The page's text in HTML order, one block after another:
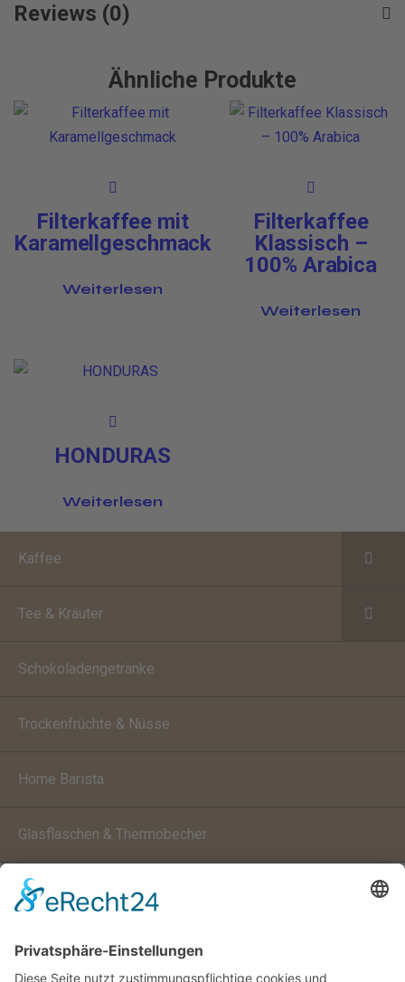
Reviews (0)
Ähnliche Produkte
Filterkaffee mit
Karamellgeschmack
Weiterlesen
Filterkaffee
Klassisch –
100% Arabica
Weiterlesen
HONDURAS
Weiterlesen
Kaffee
Tee & Kräuter
Schokoladengetränke
Trockenfrüchte & Nüsse
Home Barista
Glasflaschen & Thermobecher